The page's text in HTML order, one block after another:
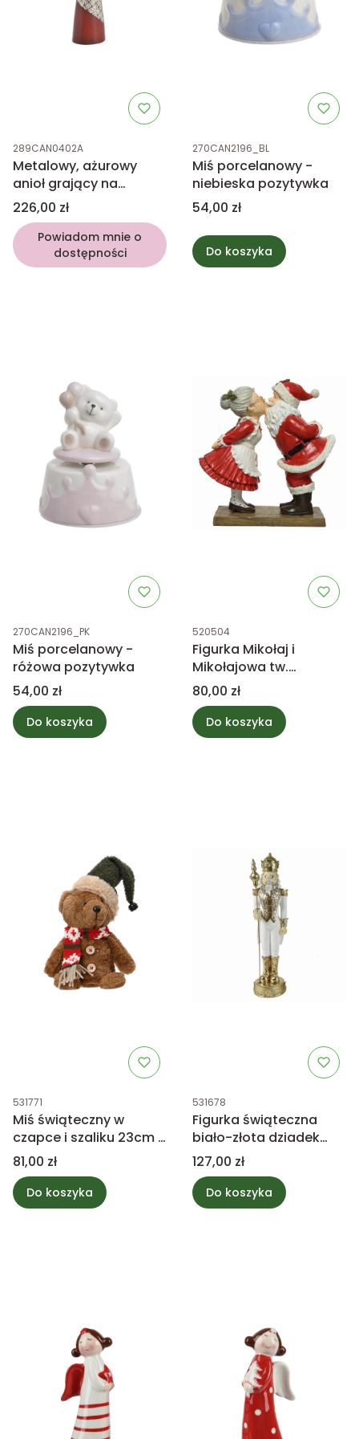
Kod produktu
289CAN0402A
Metalowy, ażurowy
anioł grający na
skrzypcach
Cena
226,00 zł
Powiadom mnie o
dostępności
Kod produktu
270CAN2196_BL
Miś porcelanowy -
niebieska pozytywka
Cena
54,00 zł
Do koszyka
Kod produktu
270CAN2196_PK
Miś porcelanowy -
różowa pozytywka
Cena
54,00 zł
Do koszyka
Kod produktu
520504
Figurka Mikołaj i
Mikołajowa tw.
sztuczne
Cena
80,00 zł
Do koszyka
Kod produktu
531771
Miś świąteczny w
czapce i szaliku 23cm -
siedzący
Cena
81,00 zł
Do koszyka
Kod produktu
531678
Figurka świąteczna
biało-złota dziadek
38cm
Cena
127,00 zł
Do koszyka